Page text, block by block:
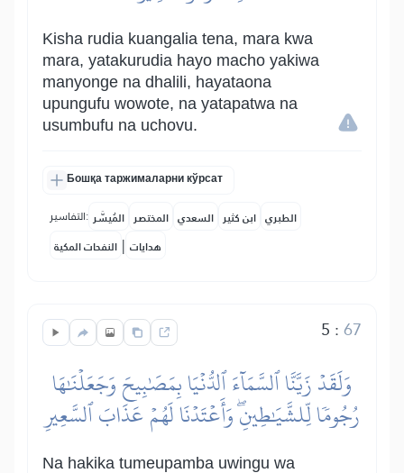
Kisha rudia kuangalia tena, mara kwa
mara, yatakurudia hayo macho yakiwa
manyonge na dhalili, hayataona
upungufu wowote, na yatapatwa na
usumbufu na uchovu.
Бошқа таржималарни кўрсат
التفاسير: المُيسَّر المختصر السعدي ابن كثير الطبري
النفحات المكية | هدايات
5 :67
وَلَقَدۡ زَيَّنَّا ٱلسَّمَآءَ ٱلدُّنۡيَا بِمَصَٰبِيحَ وَجَعَلۡنَٰهَا
رُجُومٗا لِّلشَّيَٰطِينِۖ وَأَعۡتَدۡنَا لَهُمۡ عَذَابَ ٱلسَّعِيرِ
Na hakika tumeupamba uwingu wa